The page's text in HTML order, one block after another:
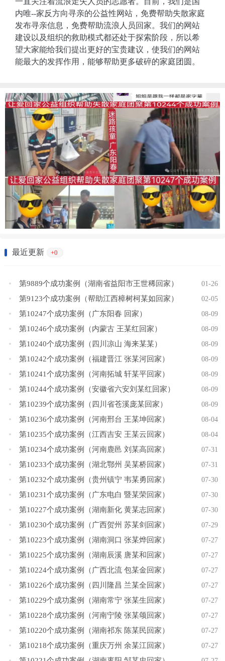
内唯--家反方向寻亲的公益性网站，免费帮助失散家庭
发布寻亲信息，免费帮助流浪人员回家。我们的网站
建设以及组织的救助模式都还处于探索阶段，所以希
望大家能给我们提出更好的宝贵建议，使我们的网站
能最大的发挥作用，能够帮助更多破碎的家庭团圆。
最近更新 +0
第9889个成功案例（湖南省益阳市王世稀回家） 01-26
第9123个成功案例（帮助江西樟树柯某如回家） 02-05
第10247个成功案例（广东阳春 回家） 08-09
第10246个成功案例（内蒙古 王某红回家） 08-09
第10240个成功案例（四川凉山 海来某某） 08-09
第10242个成功案例（福建晋江 张某河回家） 08-09
第10241个成功案例（河南拓城 轩某平回家） 08-09
第10244个成功案例（安徽省六安刘某红回家） 08-09
第10239个成功案例（四川省苍溪庞某回家） 08-09
第10236个成功案例（河南邢台 王某坤回家） 08-04
第10235个成功案例（江西吉安 王某云回家） 08-04
第10234个成功案例（河南鹿邑 刘某高回家） 07-31
第10233个成功案例（湖北鄂州 吴某桥回家） 07-31
第10232个成功案例（贵州镇宁 韦某勇回家） 07-30
第10231个成功案例（广东电白 暨某荣回家） 07-30
第10227个成功案例（湖南新化 黄某志回家） 07-30
第10230个成功案例（广西贺州 苏某剑回家） 07-29
第10223个成功案例（湖南洞口 张某烨回家） 07-27
第10225个成功案例（湖南辰溪 唐某和回家） 07-27
第10224个成功案例（广西北流 包某金回家） 07-27
第10226个成功案例（四川隆昌 兰某全回家） 07-27
第10229个成功案例（湖南常宁 张某生回家） 07-27
第10228个成功案例（河南宁陵 张某颂回家） 07-27
第10220个成功案例（湖南祁东 陈某民回家） 07-27
第10218个成功案例（重庆万州 余某江回家） 07-27